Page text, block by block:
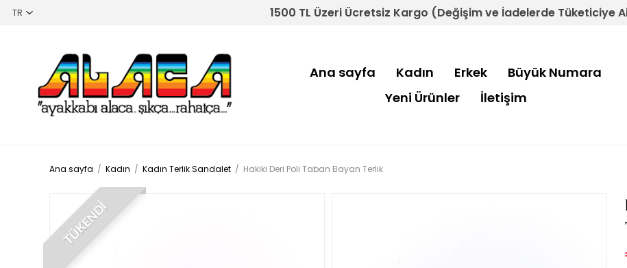
1500 TL Üzeri Ücretsiz Kargo (Değişim ve İadelerde Tüketiciye
Ana sayfa Kadın Erkek
Büyük Numara
Yeni Ürünler
İletişim
Ana sayfa / Kadın / Kadın Terlik Sandalet / Hakiki Deri Poli Taban Bayan Terlik
TÜKENDİ